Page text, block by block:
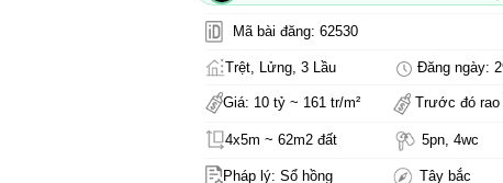
Mã bài đăng: 62530
Trệt, Lửng, 3 Lầu Đăng ngày:
Giá: 10 tỷ ~ 161 tr/m² Trước đó rao
4x5m ~ 62m2 đất 5pn, 4wc
Pháp lý: Sổ hồng Tây bắc